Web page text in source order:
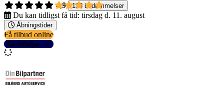
4,9
135 bedømmelser
Du kan tidligst få tid: tirsdag d. 11. august
Åbningstider
Få tilbud online
Se detaljer